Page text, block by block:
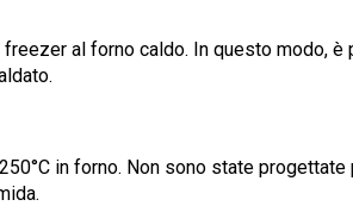
al forno caldo. In questo modo,
in forno. Non sono state